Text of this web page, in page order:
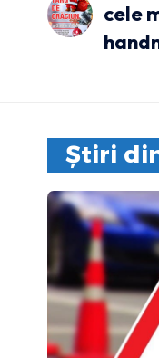
cele
Știri